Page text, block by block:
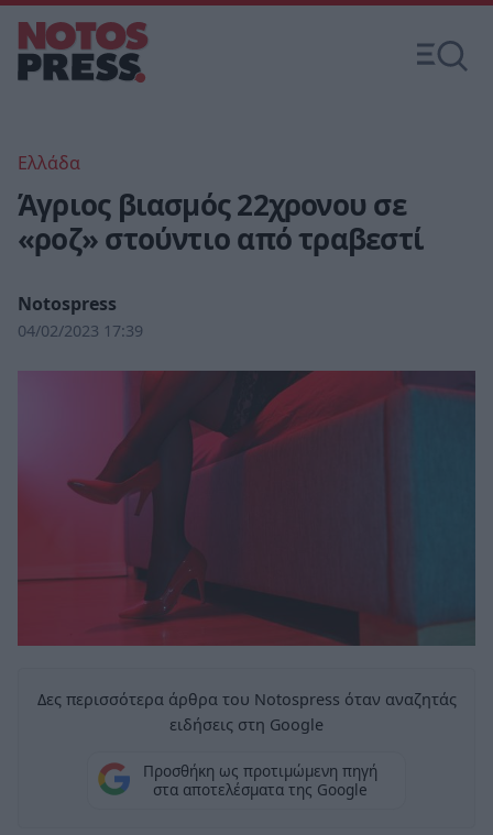
Ελλάδα
Άγριος βιασμός 22χρονου σε
«ροζ» στούντιο από τραβεστί
Notospress
04/02/2023 17:39
Δες περισσότερα άρθρα του Notospress όταν αναζητάς
ειδήσεις στη Google
Προσθήκη ως προτιμώμενη πηγή
στα αποτελέσματα της Google